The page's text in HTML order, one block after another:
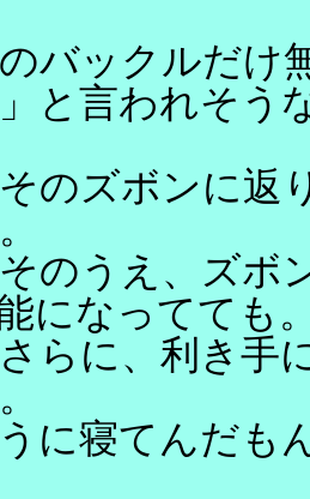
バックルだけ
と言われそう
のズボンに返
のうえ、ズボ
になってても
らに、利き手
に寝てんだも